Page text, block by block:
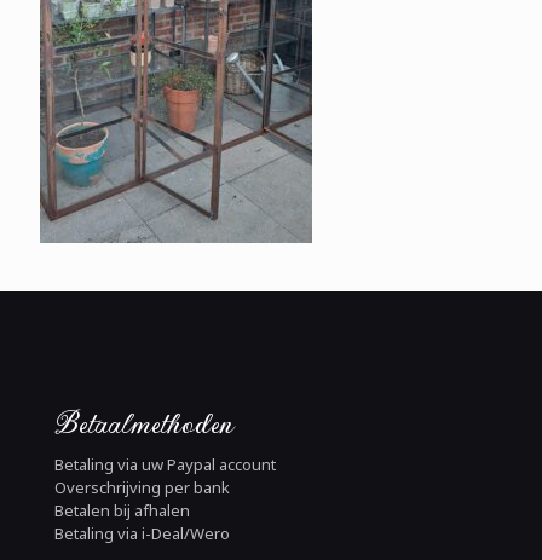
Betaalmethoden
Betaling via uw Paypal account
Overschrijving per bank
Betalen bij afhalen
Betaling via i-Deal/Wero